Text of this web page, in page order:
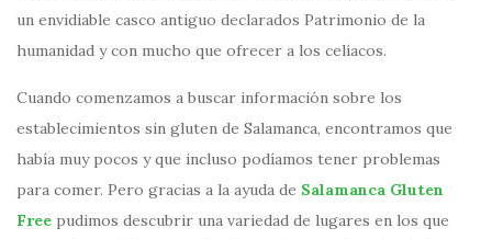
un envidiable casco antiguo declarados Patrimonio de la
humanidad y con mucho que ofrecer a los celíacos.
Cuando comenzamos a buscar información sobre los
establecimientos sin gluten de Salamanca, encontramos que
había muy pocos y que incluso podíamos tener problemas
para comer. Pero gracias a la ayuda de Salamanca Gluten
Free pudimos descubrir una variedad de lugares en los que